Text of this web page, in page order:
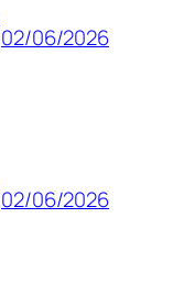
02/06/2026
02/06/2026